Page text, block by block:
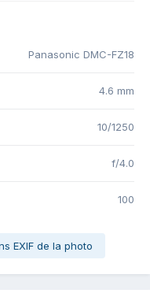
Panasonic DMC-FZ18
4.6 mm
10/1250
f/4.0
100
EXIF de la photo